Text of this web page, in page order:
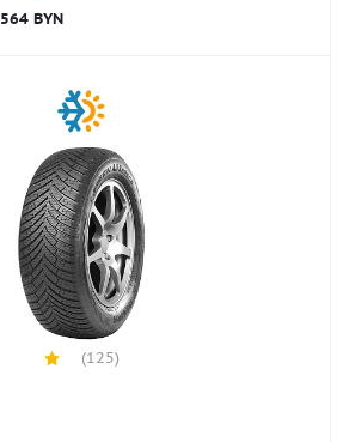
564 BYN
(125)